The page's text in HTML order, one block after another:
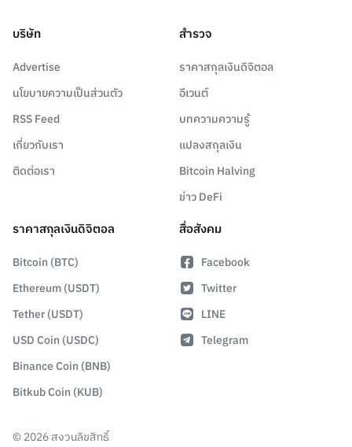
บริษัท
Advertise
นโยบายความเป็นส่วนตัว
RSS Feed
เกี่ยวกับเรา
ติดต่อเรา
สำรวจ
ราคาสกุลเงินดิจิตอล
อีเวนต์
บทความความรู้
แปลงสกุลเงิน
Bitcoin Halving
ข่าว DeFi
ราคาสกุลเงินดิจิตอล
Bitcoin (BTC)
Ethereum (USDT)
Tether (USDT)
USD Coin (USDC)
Binance Coin (BNB)
Bitkub Coin (KUB)
สื่อสังคม
Facebook
Twitter
LINE
Telegram
© 2026สงวนลิขสิทธิ์